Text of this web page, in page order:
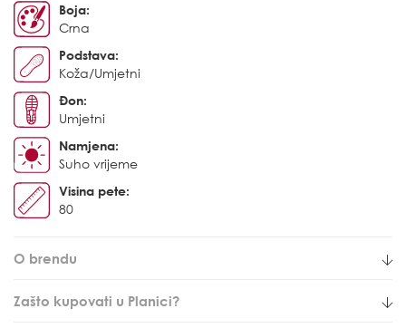
Boja:
Crna
Podstava:
Koža/Umjetni
Đon:
Umjetni
Namjena:
Suho vrijeme
Visina pete:
80
O brendu
Zašto kupovati u Planici?